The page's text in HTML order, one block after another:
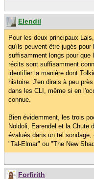
Elendil
Pour les deux principaux
qu'ils peuvent être jugés
suffisamment longs pour
récits sont suffisamment
identifier la manière dont
histoire. J'en dirais à peu
dans les CLI, même si en
connue.
Bien évidemment, les trois
Noldoli, Earendel et la Chute
évalués dans un tel
"Tal-Elmar" ou "The New
Forfirith